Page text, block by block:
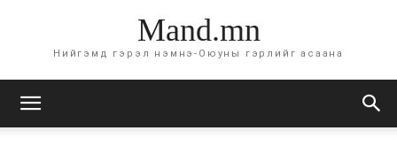
Mand.mn
Нийгэмд гэрэл нэмнэ-Оюуны гэрлийг асаана